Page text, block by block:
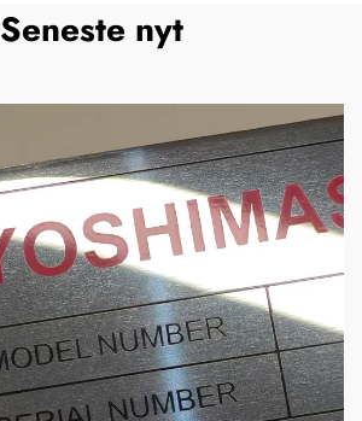
Seneste nyt